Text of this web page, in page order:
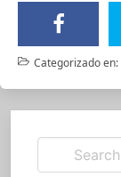
Categorizado en: